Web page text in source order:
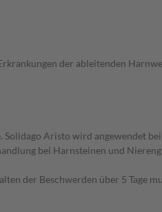
der ableitenden
Aristo wird angewendet
bei Harnsteinen und
der Beschwerden über 5 Tage